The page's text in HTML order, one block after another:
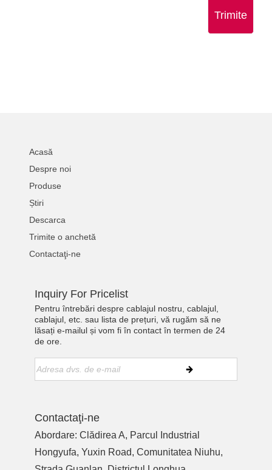
Trimite
Acasă
Despre noi
Produse
Știri
Descarca
Trimite o anchetă
Contactaţi-ne
Inquiry For Pricelist
Pentru întrebări despre cablajul nostru, cablajul,
cablajul, etc. sau lista de prețuri, vă rugăm să ne
lăsați e-mailul și vom fi în contact în termen de 24
de ore.
Contactaţi-ne
Abordare: Clădirea A, Parcul Industrial
Hongyufa, Yuxin Road, Comunitatea Niuhu,